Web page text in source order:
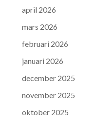
april 2026
mars 2026
februari 2026
januari 2026
december 2025
november 2025
oktober 2025